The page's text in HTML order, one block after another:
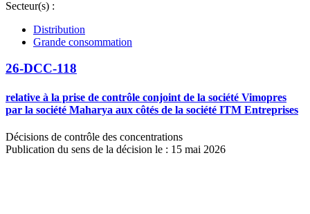
Secteur(s) :
Distribution
Grande consommation
26-DCC-118
relative à la prise de contrôle conjoint de la société Vimopres
par la société Maharya aux côtés de la société ITM Entreprises
Décisions de contrôle des concentrations
Publication du sens de la décision le : 15 mai 2026